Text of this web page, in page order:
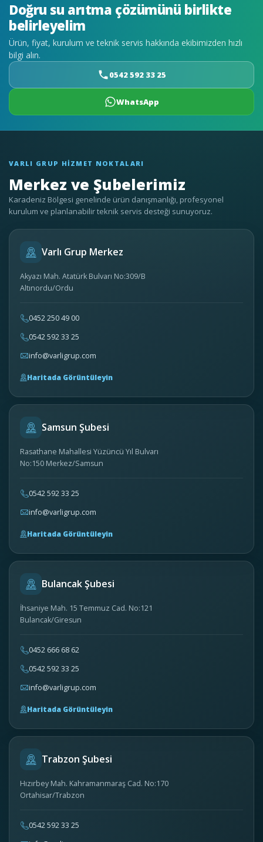
Doğru su arıtma çözümünü birlikte
belirleyelim
Ürün, fiyat, kurulum ve teknik servis hakkında ekibimizden hızlı
bilgi alın.
0542 592 33 25
WhatsApp
VARLI GRUP HIZMET NOKTALARI
Merkez ve Şubelerimiz
Karadeniz Bölgesi genelinde ürün danışmanlığı, profesyonel
kurulum ve planlanabilir teknik servis desteği sunuyoruz.
Varlı Grup Merkez
Akyazı Mah. Atatürk Bulvarı No:309/B
Altınordu/Ordu
0452 250 49 00
0542 592 33 25
info@varligrup.com
Haritada Görüntüleyin
Samsun Şubesi
Rasathane Mahallesi Yüzüncü Yıl Bulvarı
No:150 Merkez/Samsun
0542 592 33 25
info@varligrup.com
Haritada Görüntüleyin
Bulancak Şubesi
İhsaniye Mah. 15 Temmuz Cad. No:121
Bulancak/Giresun
0452 666 68 62
0542 592 33 25
info@varligrup.com
Haritada Görüntüleyin
Trabzon Şubesi
Hızırbey Mah. Kahramanmaraş Cad. No:170
Ortahisar/Trabzon
0542 592 33 25